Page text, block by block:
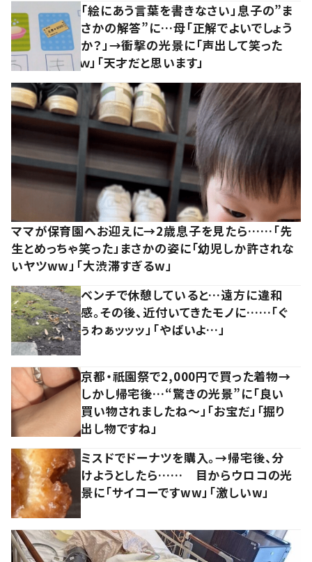
「絵にあう言葉を書きなさい」息子の”ま
さかの解答”に…母「正解でよいでしょう
か？」→衝撃の光景に「声出して笑った
ｗ」「天才だと思います」
ママが保育園へお迎えに→2歳息子を見たら……「先
生とめっちゃ笑った」まさかの姿に「幼児しか許されな
いヤツww」「大渋滞すぎるw」
ベンチで休憩していると…遠方に違和
感。その後、近付いてきたモノに……「ぐ
ぅわぁッッッ」「やばいよ…」
京都・祇園祭で2,000円で買った着物→
しかし帰宅後…“驚きの光景”に「良い
買い物されましたね～」「お宝だ」「掘り
出し物ですね」
ミスドでドーナツを購入。→帰宅後、分
けようとしたら…… 目からウロコの光
景に「サイコーですww」「激しいw」